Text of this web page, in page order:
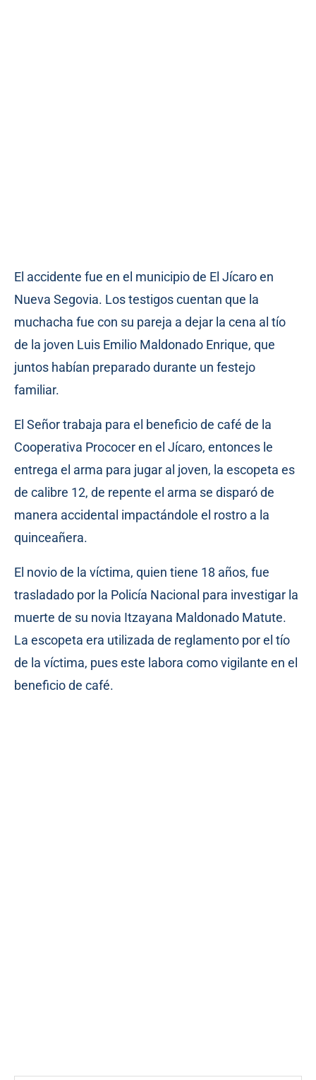
El accidente fue en el municipio de El Jícaro en
Nueva Segovia. Los testigos cuentan que la
muchacha fue con su pareja a dejar la cena al tío
de la joven Luis Emilio Maldonado Enrique, que
juntos habían preparado durante un festejo
familiar.
El Señor trabaja para el beneficio de café de la
Cooperativa Prococer en el Jícaro, entonces le
entrega el arma para jugar al joven, la escopeta es
de calibre 12, de repente el arma se disparó de
manera accidental impactándole el rostro a la
quinceañera.
El novio de la víctima, quien tiene 18 años, fue
trasladado por la Policía Nacional para investigar la
muerte de su novia Itzayana Maldonado Matute.
La escopeta era utilizada de reglamento por el tío
de la víctima, pues este labora como vigilante en el
beneficio de café.